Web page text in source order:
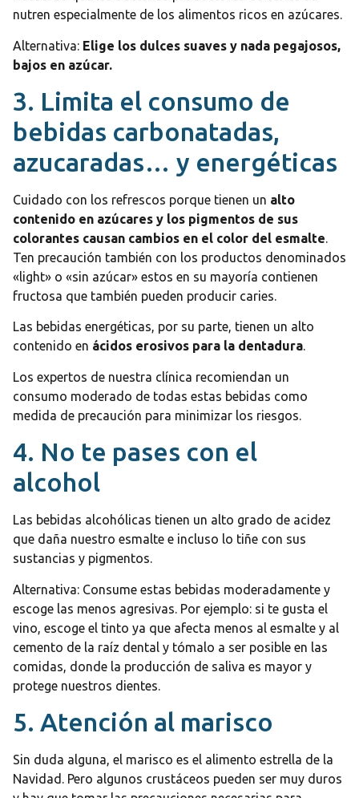
nutren especialmente de los alimentos ricos en azúcares.
Alternativa: Elige los dulces suaves y nada pegajosos,
bajos en azúcar.
3. Limita el consumo de
bebidas carbonatadas,
azucaradas… y energéticas
Cuidado con los refrescos porque tienen un alto
contenido en azúcares y los pigmentos de sus
colorantes causan cambios en el color del esmalte.
Ten precaución también con los productos denominados
«light» o «sin azúcar» estos en su mayoría contienen
fructosa que también pueden producir caries.
Las bebidas energéticas, por su parte, tienen un alto
contenido en ácidos erosivos para la dentadura.
Los expertos de nuestra clínica recomiendan un
consumo moderado de todas estas bebidas como
medida de precaución para minimizar los riesgos.
4. No te pases con el
alcohol
Las bebidas alcohólicas tienen un alto grado de acidez
que daña nuestro esmalte e incluso lo tiñe con sus
sustancias y pigmentos.
Alternativa: Consume estas bebidas moderadamente y
escoge las menos agresivas. Por ejemplo: si te gusta el
vino, escoge el tinto ya que afecta menos al esmalte y al
cemento de la raíz dental y tómalo a ser posible en las
comidas, donde la producción de saliva es mayor y
protege nuestros dientes.
5. Atención al marisco
Sin duda alguna, el marisco es el alimento estrella de la
Navidad. Pero algunos crustáceos pueden ser muy duros